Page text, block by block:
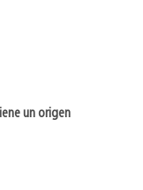
un origen